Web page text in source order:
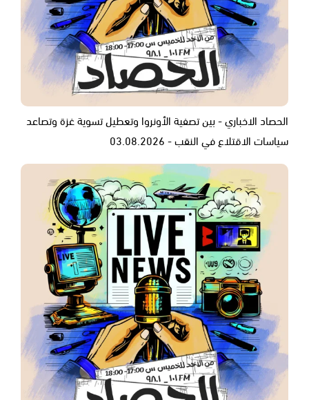
الحصاد الاخباري - بين تصفية الأونروا وتعطيل تسوية غزة وتصاعد
سياسات الاقتلاع في النقب - 03.08.2026